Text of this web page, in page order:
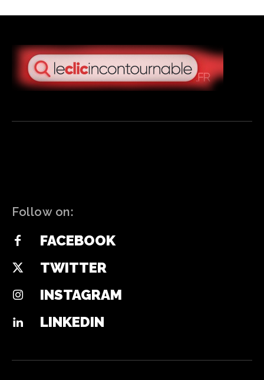
Follow on:
FACEBOOK
TWITTER
INSTAGRAM
LINKEDIN